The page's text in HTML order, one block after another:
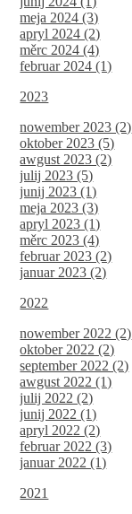
meja 2024 (3)
apryl 2024 (2)
měrc 2024 (4)
februar 2024 (1)
2023
nowember 2023 (2)
oktober 2023 (5)
awgust 2023 (2)
julij 2023 (5)
junij 2023 (1)
meja 2023 (3)
apryl 2023 (1)
měrc 2023 (4)
februar 2023 (2)
januar 2023 (2)
2022
nowember 2022 (2)
oktober 2022 (2)
september 2022 (2)
awgust 2022 (1)
julij 2022 (2)
junij 2022 (1)
apryl 2022 (2)
februar 2022 (3)
januar 2022 (1)
2021